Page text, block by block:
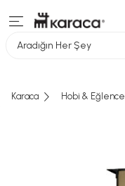
Aradığın Her Şey
Karaca Hobi & Eğlence